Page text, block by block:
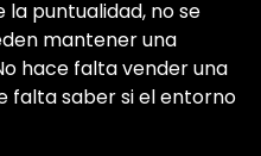
puntualidad, no se
mantener una
hace falta vender una
falta saber si el entorno